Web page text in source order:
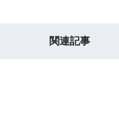
関連記事